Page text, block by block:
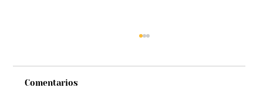
Comentarios